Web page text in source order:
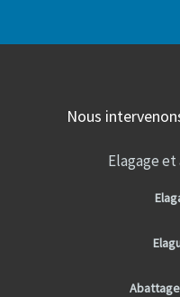
Nous
Elagage